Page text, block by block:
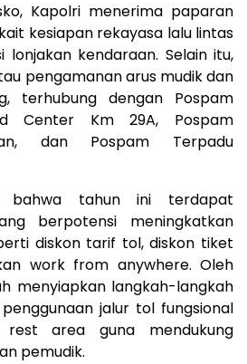
Kapolri menerima paparan
kesiapan rekayasa lalu lintas
lonjakan kendaraan. Selain itu,
pengamanan arus mudik dan
terhubung dengan Pospam
Center Km 29A, Pospam
dan Pospam Terpadu
bahwa tahun ini terdapat
berpotensi meningkatkan
diskon tarif tol, diskon tiket
work from anywhere. Oleh
menyiapkan langkah-langkah
jalur tol fungsional
rest area guna mendukung
pemudik.